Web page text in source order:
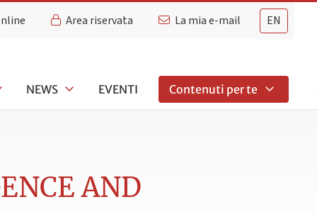
EN
Area riservata La mia e-mail
NEWS EVENTI Contenuti per te
AND